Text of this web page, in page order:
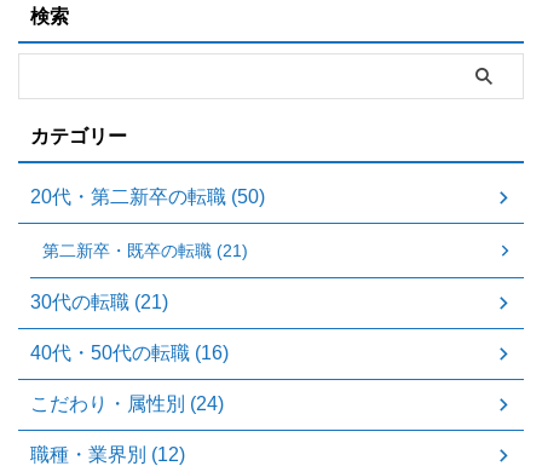
検索
カテゴリー
20代・第二新卒の転職 (50)
第二新卒・既卒の転職 (21)
30代の転職 (21)
40代・50代の転職 (16)
こだわり・属性別 (24)
職種・業界別 (12)